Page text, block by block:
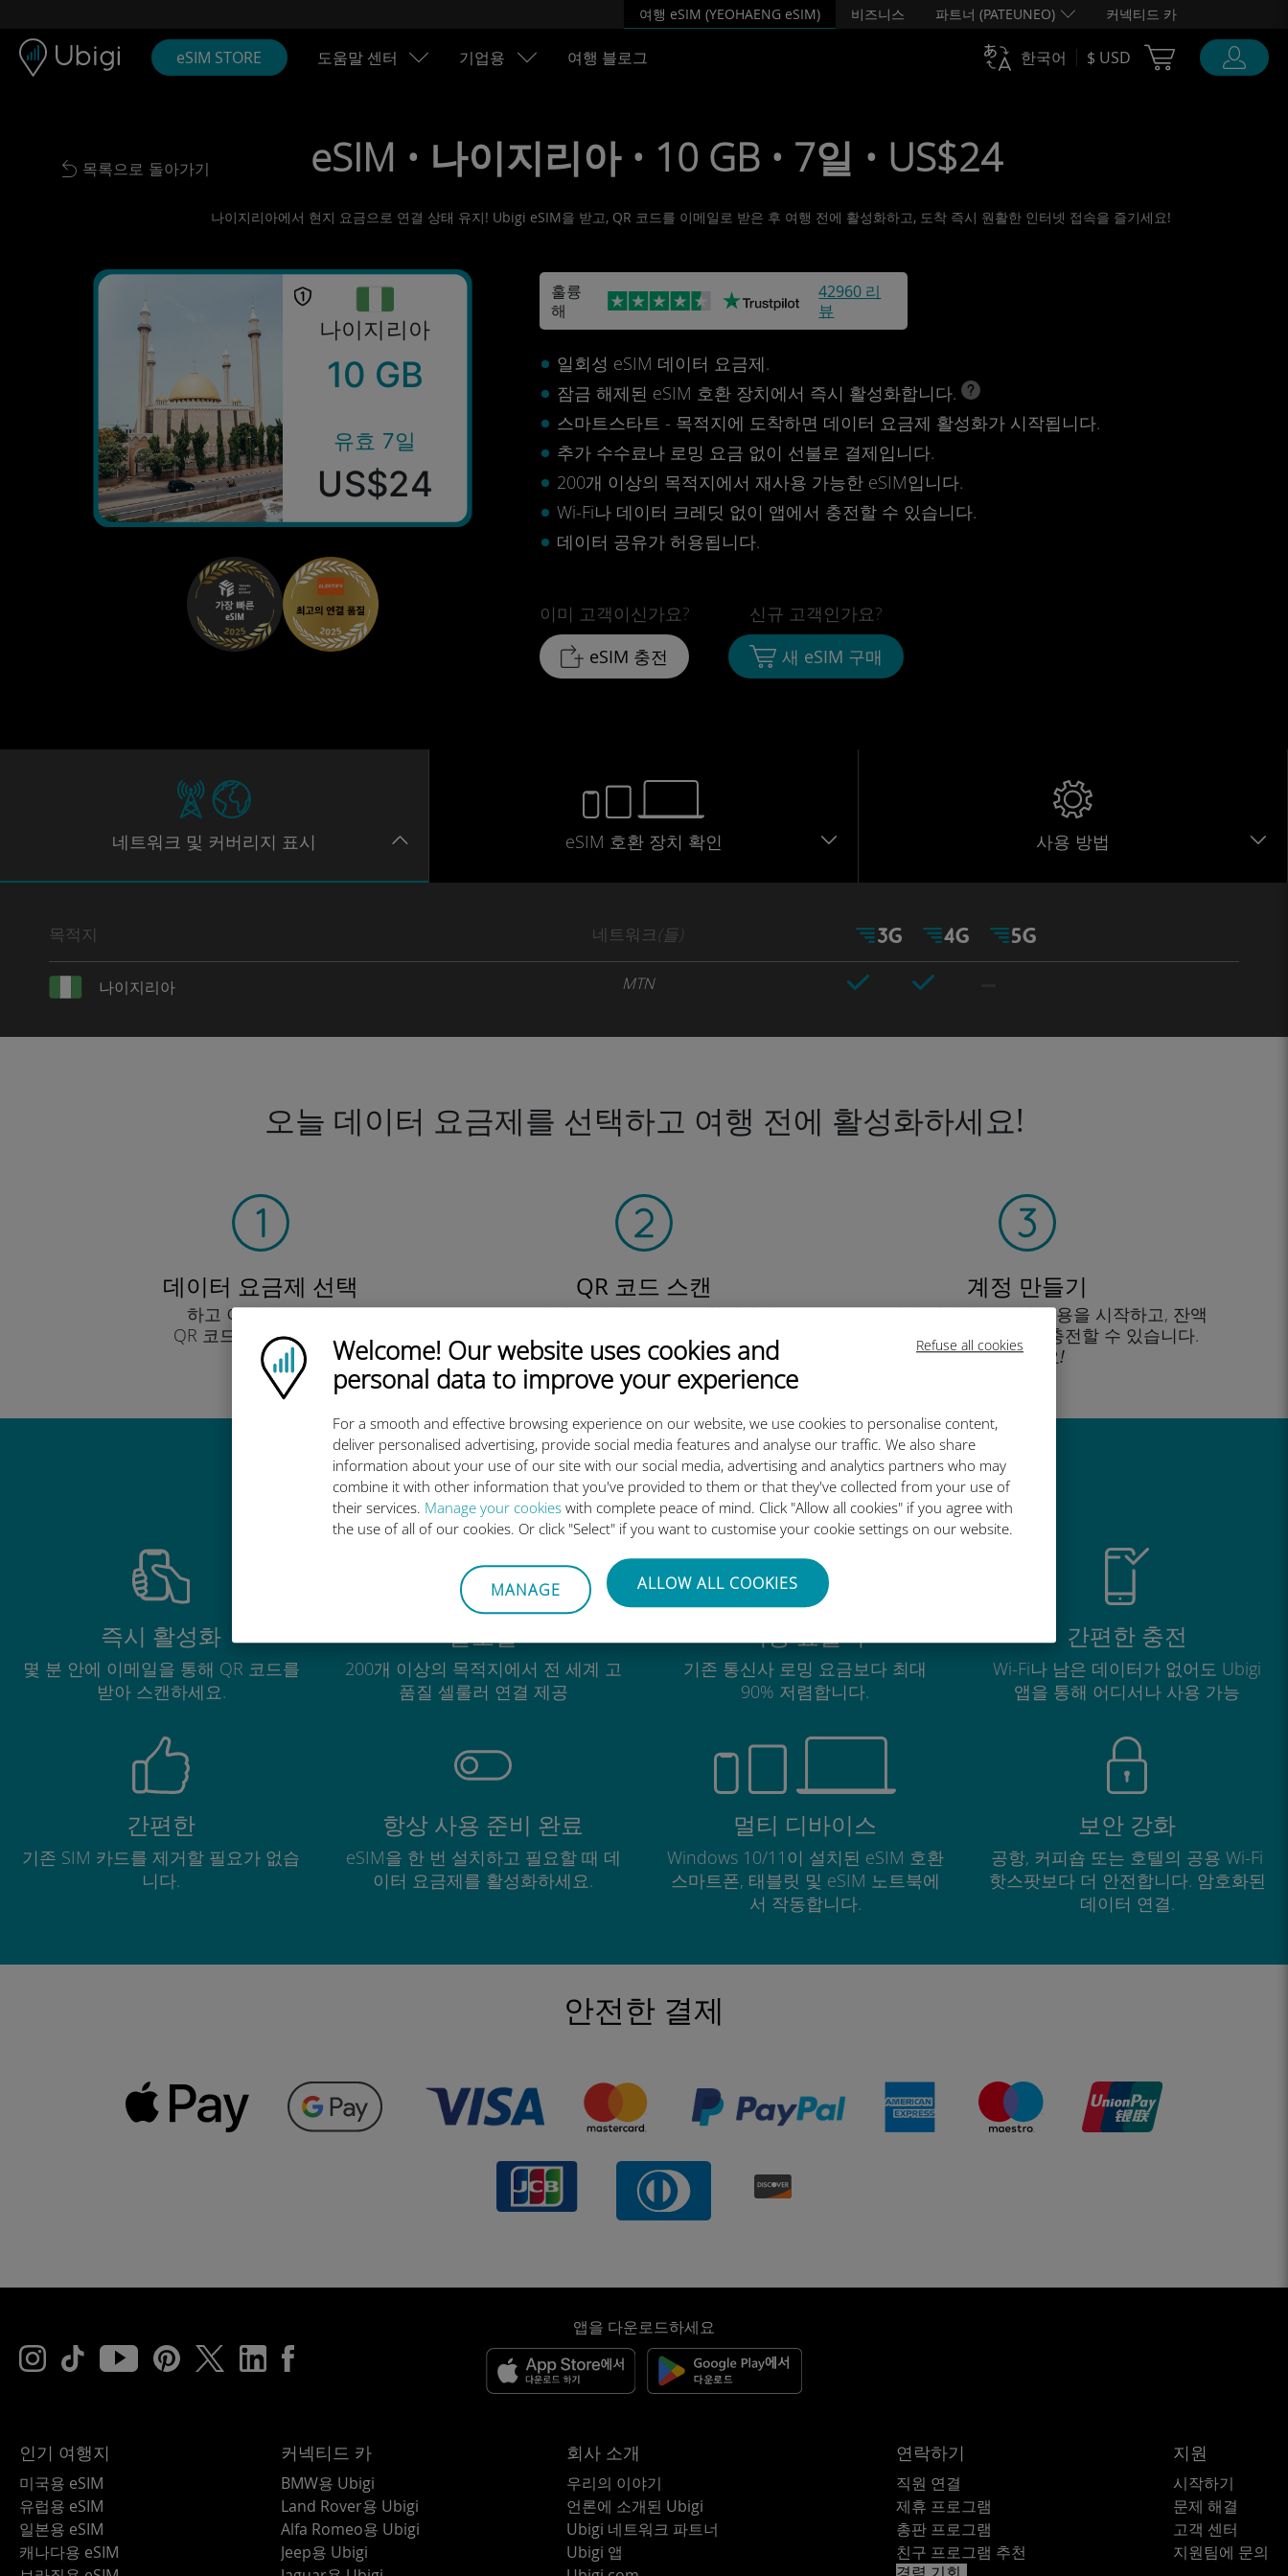
Refuse all cookies
Ubigi logo
Welcome! Our website uses cookies and
personal data to improve your experience
For a smooth and effective browsing experience on our website, we use cookies to personalise content,
deliver personalised advertising, provide social media features and analyse our traffic. We also share
information about your use of our site with our social media, advertising and analytics partners who may
combine it with other information that you've provided to them or that they've collected from your use of
their services. Manage your cookies with complete peace of mind. Click "Allow all cookies" if you agree with
the use of all of our cookies. Or click "Select" if you want to customise your cookie settings on our website.
MANAGE ALLOW ALL COOKIES
여행 eSIM (YEOHAENG eSIM) 비즈니스 파트너 (PATEUNEO) 커넥티드 카
eSIM STORE 도움말 센터 기업용 여행 블로그 한국어 $ USD Cart Ubigi
Back to list
목록으로 돌아가기 eSIM • 나이지리아 • 10 GB • 7일 • US$24
나이지리아에서 현지 요금으로 연결 상태 유지! Ubigi eSIM을 받고, QR 코드를 이메일로 받은 후 여행 전에 활성화하고, 도착 즉시 원활한 인터넷 접속을 즐기세요!
나이지리아
10 GB
유효 7일
US$24
훌륭
해
42960 리
뷰
일회성 eSIM 데이터 요금제.
잠금 해제된 eSIM 호환 장치에서 즉시 활성화합니다.
스마트스타트 - 목적지에 도착하면 데이터 요금제 활성화가 시작됩니다.
추가 수수료나 로밍 요금 없이 선불로 결제입니다.
200개 이상의 목적지에서 재사용 가능한 eSIM입니다.
Wi-Fi나 데이터 크레딧 없이 앱에서 충전할 수 있습니다.
데이터 공유가 허용됩니다.
이미 고객이신가요?
eSIM 충전
신규 고객인가요?
새 eSIM 구매
네트워크 및 커버리지 표시 eSIM 호환 장치 확인 사용 방법
목적지 네트워크(들)
나이지리아 MTN
오늘 데이터 요금제를 선택하고 여행 전에 활성화하세요!
데이터 요금제 선택
하고 이메일을 통해
QR 코드로 받아보세요.
빨리!
QR 코드 스캔
을 클릭해 데이터 요금제를 활성화하고
유비기 eSIM을 설치하세요. 간단합니다!
계정 만들기
을 클릭해 데이터 요금제 사용을 시작하고, 잔액
을 확인하고 이동 중에도 충전할 수 있습니다.
즐기세요!
유비기 국제 eSIM이 우수한 이유
즉시 활성화
몇 분 안에 이메일을 통해 QR 코드를
받아 스캔하세요.
글로벌
200개 이상의 목적지에서 전 세계 고
품질 셀룰러 연결 제공
비용 효율적
기존 통신사 로밍 요금보다 최대
90% 저렴합니다.
간편한 충전
Wi-Fi나 남은 데이터가 없어도 Ubigi
앱을 통해 어디서나 사용 가능
간편한
기존 SIM 카드를 제거할 필요가 없습
니다.
항상 사용 준비 완료
eSIM을 한 번 설치하고 필요할 때 데
이터 요금제를 활성화하세요.
멀티 디바이스
Windows 10/11이 설치된 eSIM 호환
스마트폰, 태블릿 및 eSIM 노트북에
서 작동합니다.
보안 강화
공항, 커피숍 또는 호텔의 공용 Wi-Fi
핫스팟보다 더 안전합니다. 암호화된
데이터 연결.
안전한 결제
앱을 다운로드하세요
인기 여행지
미국용 eSIM
유럽용 eSIM
일본용 eSIM
캐나다용 eSIM
커넥티드 카
BMW용 Ubigi
Land Rover용 Ubigi
Alfa Romeo용 Ubigi
Jeep용 Ubigi
회사 소개
우리의 이야기
언론에 소개된 Ubigi
Ubigi 네트워크 파트너
Ubigi 앱
연락하기
직원 연결
제휴 프로그램
총판 프로그램
친구 프로그램 추천
지원
시작하기
문제 해결
고객 센터
지원팀에 문의